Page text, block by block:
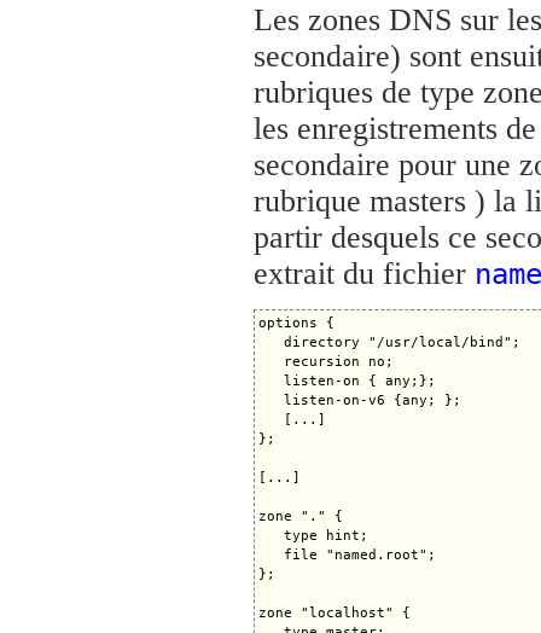
Les zones DNS sur
secondaire) sont
rubriques de type
les enregistrements
secondaire pour une
rubrique masters ) la
partir desquels ce
extrait du fichier
options {
   directory "/usr/local/bind";
   recursion no;
   listen-on { any;};
   listen-on-v6 {any; };
   [...]
};
[...]
zone "." {
   type hint;
   file "named.root";
};
zone "localhost" {